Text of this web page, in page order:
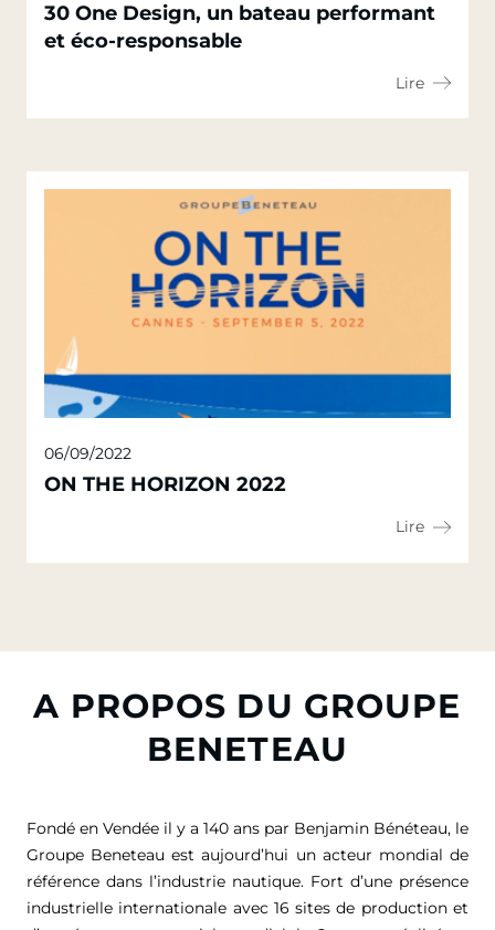
30 One Design, un bateau performant
et éco-responsable
Lire
06/09/2022
ON THE HORIZON 2022
Lire
A PROPOS DU GROUPE
BENETEAU
Fondé en Vendée il y a 140 ans par Benjamin Bénéteau, le
Groupe Beneteau est aujourd’hui un acteur mondial de
référence dans l’industrie nautique. Fort d’une présence
industrielle internationale avec 16 sites de production et